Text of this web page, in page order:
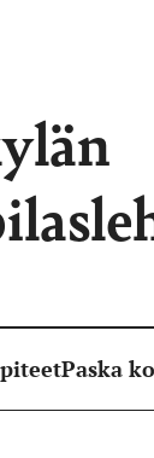
Paska